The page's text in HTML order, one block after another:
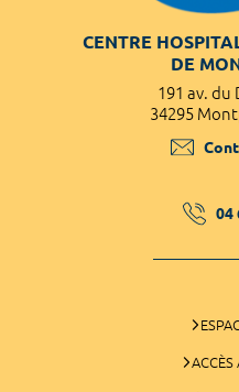
CENTRE
DE
191 av. du
34295
04
ACCÈS